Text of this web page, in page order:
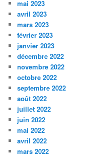
mai 2023
avril 2023
mars 2023
février 2023
janvier 2023
décembre 2022
novembre 2022
octobre 2022
septembre 2022
août 2022
juillet 2022
juin 2022
mai 2022
avril 2022
mars 2022